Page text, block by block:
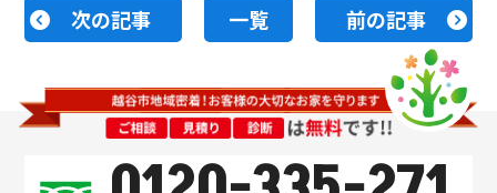
次の記事 一覧 前の記事